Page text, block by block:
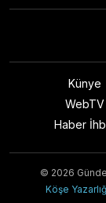
Künye
WebTV
Haber
© 2026
Köşe